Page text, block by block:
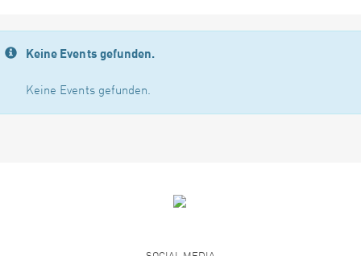
Keine Events gefunden.
Keine Events gefunden.